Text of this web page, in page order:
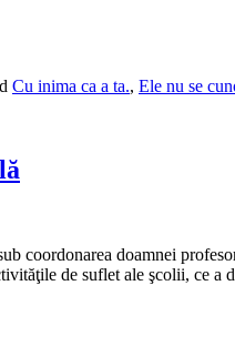
Cu inima ca a ta., Ele nu se
coordonarea doamnei
de suflet ale şcolii, ce